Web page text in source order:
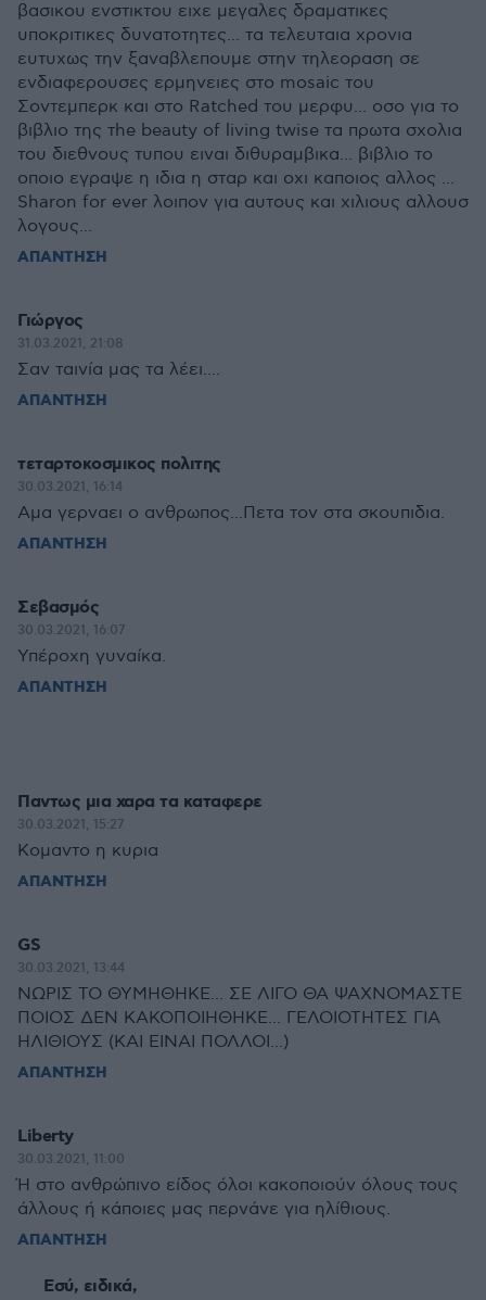
βασικου ενστικτου ειχε μεγαλες δραματικες
υποκριτικες δυνατοτητες... τα τελευταια χρονια
ευτυχως την ξαναβλεπουμε στην τηλεοραση σε
ενδιαφερουσες ερμηνειες στο mosaic του
Σοντεμπερκ και στο Ratched του μερφυ... οσο για το
βιβλιο της τhe beauty of living twise τα πρωτα σχολια
του διεθνους τυπου ειναι διθυραμβικα... βιβλιο το
οποιο εγραψε η ιδια η σταρ και οχι καποιος αλλος ...
Sharon for ever λοιπον για αυτους και χιλιους αλλουσ
λογους...
ΑΠΑΝΤΗΣΗ
Γιώργος
31.03.2021, 21:08
Σαν ταινία μας τα λέει....
ΑΠΑΝΤΗΣΗ
τεταρτοκοσμικος πολιτης
30.03.2021, 16:14
Αμα γερναει ο ανθρωπος...Πετα τον στα σκουπιδια.
ΑΠΑΝΤΗΣΗ
Σεβασμός
30.03.2021, 16:07
Υπέροχη γυναίκα.
ΑΠΑΝΤΗΣΗ
Παντως μια χαρα τα καταφερε
30.03.2021, 15:27
Κομαντο η κυρια
ΑΠΑΝΤΗΣΗ
GS
30.03.2021, 13:44
ΝΩΡΙΣ ΤΟ ΘΥΜΗΘΗΚΕ... ΣΕ ΛΙΓΟ ΘΑ ΨΑΧΝΟΜΑΣΤΕ
ΠΟΙΟΣ ΔΕΝ ΚΑΚΟΠΟΙΗΘΗΚΕ... ΓΕΛΟΙΟΤΗΤΕΣ ΓΙΑ
ΗΛΙΘΙΟΥΣ (ΚΑΙ ΕΙΝΑΙ ΠΟΛΛΟΙ...)
ΑΠΑΝΤΗΣΗ
Liberty
30.03.2021, 11:00
Ή στο ανθρώπινο είδος όλοι κακοποιούν όλους τους
άλλους ή κάποιες μας περνάνε για ηλίθιους.
ΑΠΑΝΤΗΣΗ
Εσύ, ειδικά,